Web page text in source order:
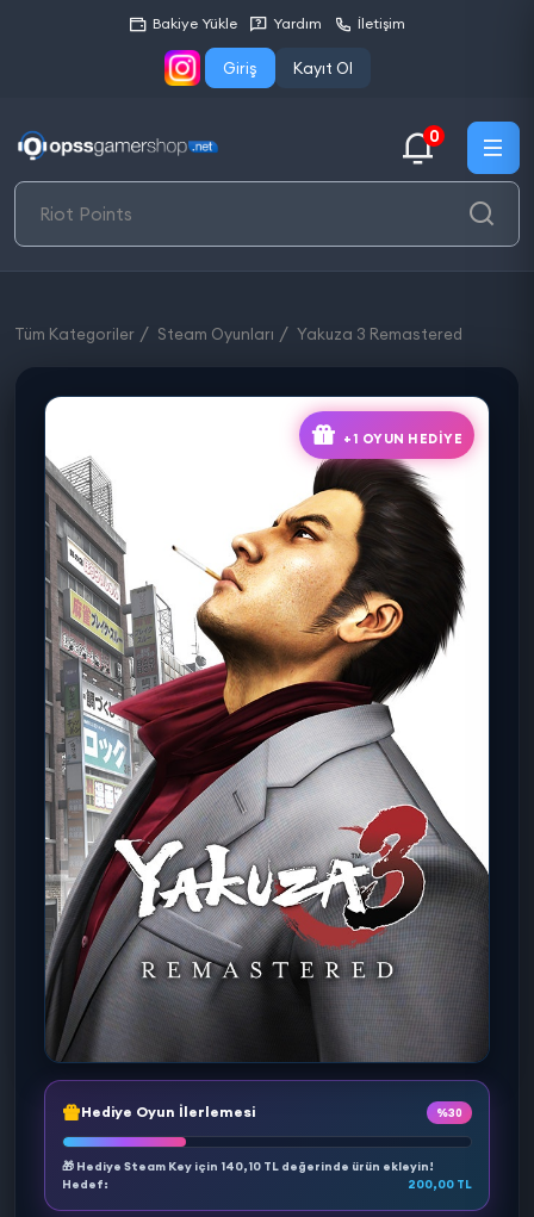
Bakiye Yükle Yardım İletişim
Giriş Kayıt Ol
0
Tüm Kategoriler Steam Oyunları Yakuza 3 Remastered
+1 OYUN HEDIYE
Hediye Oyun İlerlemesi %30
🎁 Hediye Steam Key için 140,10 TL değerinde ürün ekleyin!
Hedef:
200,00 TL